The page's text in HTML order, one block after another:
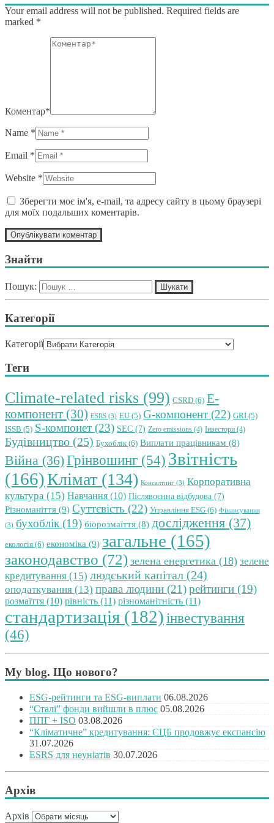
Your email address will not be published. Required fields are
marked *
Коментар*
Name *
Email *
Website *
Зберегти моє ім'я, e-mail, та адресу сайту в цьому браузері
для моїх подальших коментарів.
Знайти
Пошук:
Категорії
Категорії
Теги
Climate-related risks (99) CSRD (6) E-
компонент (30) ESRS (3) EU (5) G-компонент (22) GRI (5)
ISSB (5) S-компонет (23) SEC (7) Zero emissions (4) Інвестори (4)
Будівництво (25) Бухоблік(6) Виплати працівникам (8)
Війна (36)Грінвошинг (54) Звітність
(166)Клімат (134) Консалтинг (3) Корпоративна
культура (15) Навчання (10) Післявоєнна відбудова (7)
Різноманіття (9) Суттєвість (22) Управління ESG (6) Фінансування
(3) бухоблік (19) біорозмаїття (8) дослідження (37)
екологія (6) економіка (9) загальне (165)
законодавство (72) зелена енергетика (18) зелене
кредитування (15) людський капітал (24)
оподаткування (13) права людини (21)рейтинги (19)
розмаїття (10) рівність (11) різноманітність (11)
стандартизація (182) інвестування
(46)
My blog. Що нового?
ESG-рейтинги та ESG-виплати 06.08.2026
“Сталі” фонди вийшли в плюс 05.08.2026
ППГ + ISO 03.08.2026
“Кліматичне” кредитування: ЄЦБ продовжує експансію
31.07.2026
ESRS для неуніатів 30.07.2026
Архів
Архів